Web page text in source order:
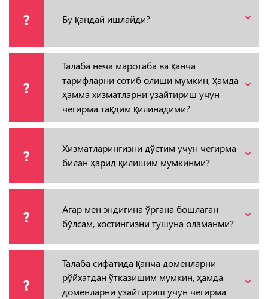
? Бу қандай ишлайди?
?
Талаба неча маротаба ва қанча
тарифларни сотиб олиши мумкин, ҳамда
ҳамма хизматларни узайтириш учун
чегирма тақдим қилинадими?
?
Хизматларингизни дўстим учун чегирма
билан ҳарид қилишим мумкинми?
?
Агар мен эндигина ўргана бошлаган
бўлсам, хостингизни тушуна оламанми?
?
Талаба сифатида қанча доменларни
рўйхатдан ўтказишим мумкин, ҳамда
доменларни узайтириш учун чегирма